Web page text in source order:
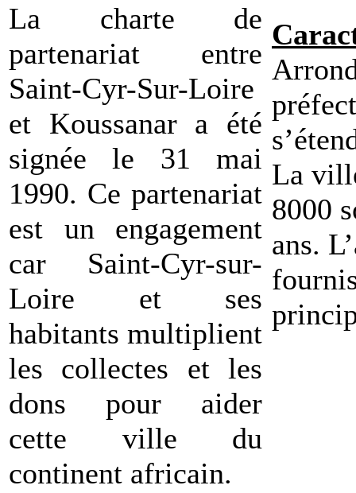
La charte de
partenariat entre
Saint-Cyr-Sur-Loire
et Koussanar a été
signée le 31 mai
1990. Ce partenariat
est un engagement
car Saint-Cyr-sur-
Loire et ses
habitants multiplient
les collectes et les
dons pour aider
cette ville du
continent africain.
La
8000
ans.